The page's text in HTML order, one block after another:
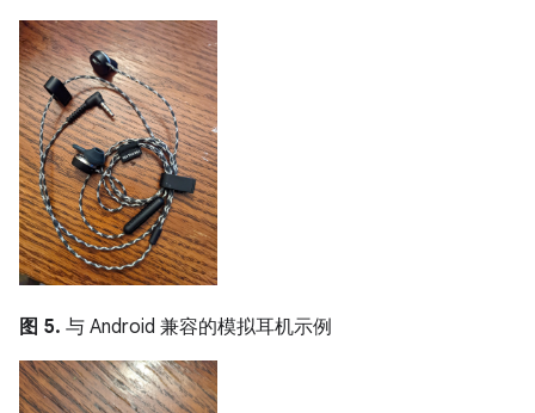
图 5. 与 Android 兼容的模拟耳机示例